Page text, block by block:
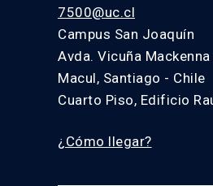
7500@uc.cl
Campus San Joaquín
Avda. Vicuña
Macul, Santiago - Chile
Cuarto Piso, Edificio
¿Cómo llegar?